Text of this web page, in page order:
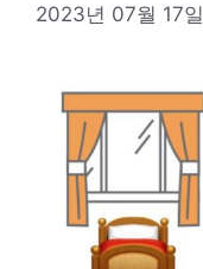
2023년 07월 17일